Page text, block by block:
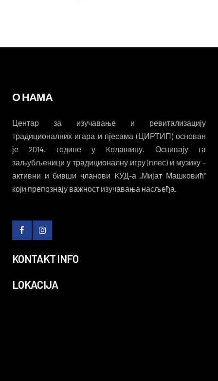
О НАМА
Центар за изучавање и ревитализацију
традиционалних игара и пјесама (ЦИРТИП) основан
је 2014. године у Kолашину. Оснивају га
заљубљеници у традиционалну игру (плес) и музику –
активни и бивши чланови KУД-а „Мијат Машковић“
који препознају важност изучавања насљеђа.
KONTAKT INFO
LOKACIJA